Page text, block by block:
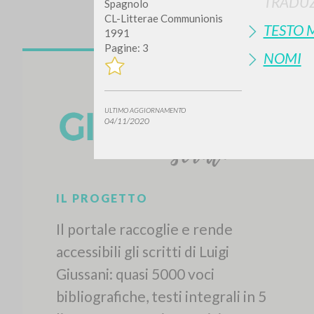
Spagnolo
CL-Litterae Communionis
1991
Pagine: 3
ULTIMO AGGIORNAMENTO
04/11/2020
TESTO
NOMI
IL PROGETTO
Il portale raccoglie e rende